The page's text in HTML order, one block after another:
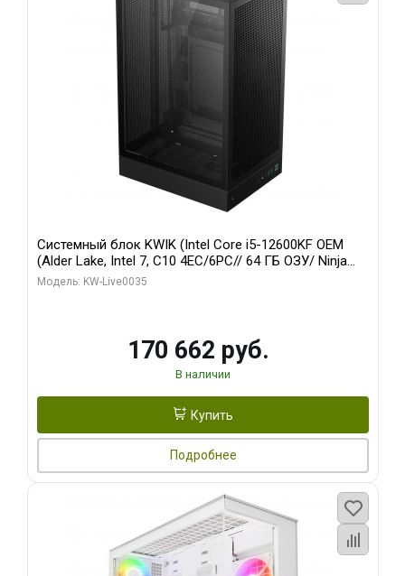
Системный блок KWIK (Intel Core i5-12600KF OEM
(Alder Lake, Intel 7, C10 4EC/6PC// 64 ГБ ОЗУ/ Ninja
Sinotex GTX1650 4GB 128bit GDDR6 DVI DP HDMI 2/
Модель: KW-Live0035
170 662 руб.
В наличии
Купить
Подробнее